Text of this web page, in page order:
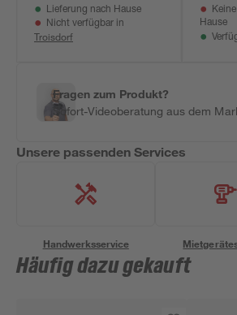
Lieferung nach Hause
Nicht verfügbar in
Troisdorf
2,5
Hause
Fragen zum Produkt?
Sofort-Videoberatung aus dem
Unsere passenden Services
Handwerksservice
Häufig dazu gekauft